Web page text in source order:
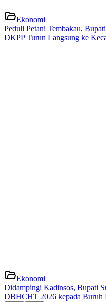
Ekonomi
Peduli Petani Tembakau,
DKPP Turun Langsung ke
Ekonomi
Didampingi Kadinsos, Bupati
DBHCHT 2026 kepada Buruh